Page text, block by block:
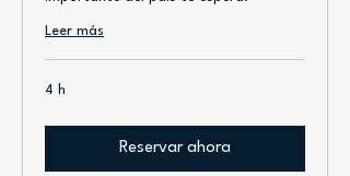
Leer más
4 h
Reservar ahora